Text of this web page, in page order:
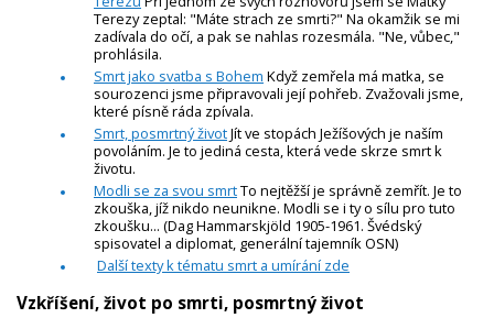
Terezy zeptal: "Máte strach ze smrti?" Na okamžik se mi
zadívala do očí, a pak se nahlas rozesmála. "Ne, vůbec,"
prohlásila.
Smrt jako svatba s Bohem Když zemřela má matka, se
sourozenci jsme připravovali její pohřeb. Zvažovali jsme,
které písně ráda zpívala.
Smrt, posmrtný životJít ve stopách Ježíšových je naším
povoláním. Je to jediná cesta, která vede skrze smrt k
životu.
Modli se za svou smrtTo nejtěžší je správně zemřít. Je to
zkouška, jíž nikdo neunikne. Modli se i ty o sílu pro tuto
zkoušku... (Dag Hammarskjöld 1905-1961. Švédský
spisovatel a diplomat, generální tajemník OSN)
Další texty k tématu smrt a umírání zde
Vzkříšení, život po smrti, posmrtný život